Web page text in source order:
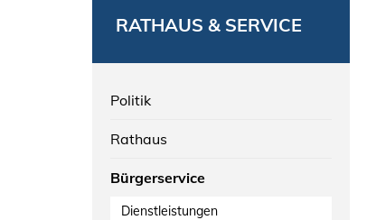
RATHAUS & SERVICE
Politik
Rathaus
Bürgerservice
Dienstleistungen